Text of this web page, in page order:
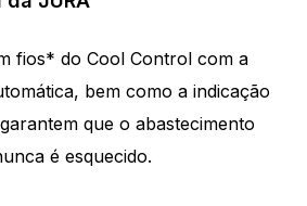
fios* do Cool Control com a
bem como a indicação
que o abastecimento
é esquecido.